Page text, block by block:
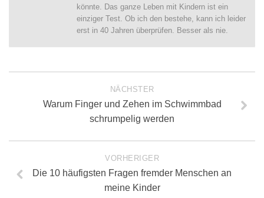
könnte. Das ganze Leben mit Kindern ist ein
einziger Test. Ob ich den bestehe, kann ich leider
erst in 40 Jahren überprüfen. Besser als nie.
NÄCHSTER
Warum Finger und Zehen im Schwimmbad
schrumpelig werden
VORHERIGER
Die 10 häufigsten Fragen fremder Menschen an
meine Kinder